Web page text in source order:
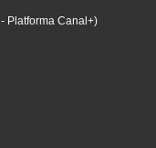
- Platforma Canal+)